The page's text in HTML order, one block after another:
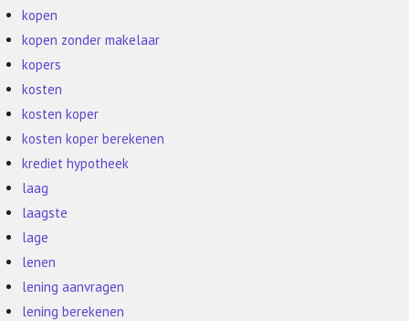
kopen
kopen zonder makelaar
kopers
kosten
kosten koper
kosten koper berekenen
krediet hypotheek
laag
laagste
lage
lenen
lening aanvragen
lening berekenen